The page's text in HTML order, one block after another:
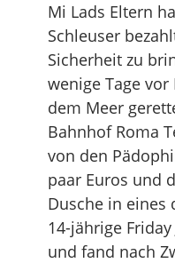
Mi Lads Eltern
Schleuser
Sicherheit zu
wenige Tage
dem Meer
Bahnhof Roma
von den
paar Euros und
Dusche in eines
14-jährige
und fand nach